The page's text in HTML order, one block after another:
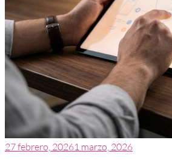
27 febrero, 20261 marzo, 2026